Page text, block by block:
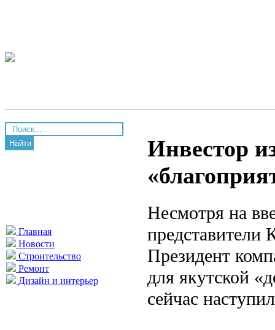
Найти
Главная
Новости
Строительство
Ремонт
Дизайн и интерьер
Инвестор
Несмотря на
представители
Президент
для якутской
сейчас